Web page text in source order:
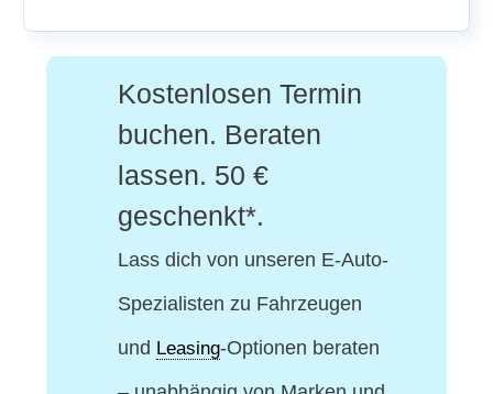
Kostenlosen Termin
buchen. Beraten
lassen. 50 €
geschenkt*.
Lass dich von unseren E-Auto-
Spezialisten zu Fahrzeugen
und Leasing-Optionen beraten